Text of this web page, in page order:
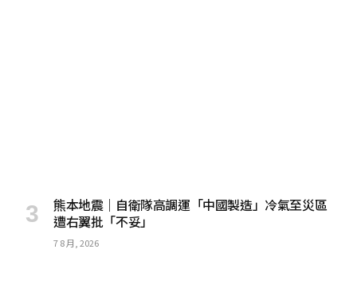
熊本地震｜自衛隊高調運「中國製造」冷氣至災區
遭右翼批「不妥」
7 8 月, 2026